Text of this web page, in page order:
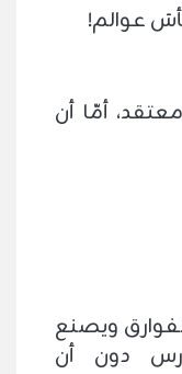
عوالم!
أمّا أن
ويصنع
دون أن